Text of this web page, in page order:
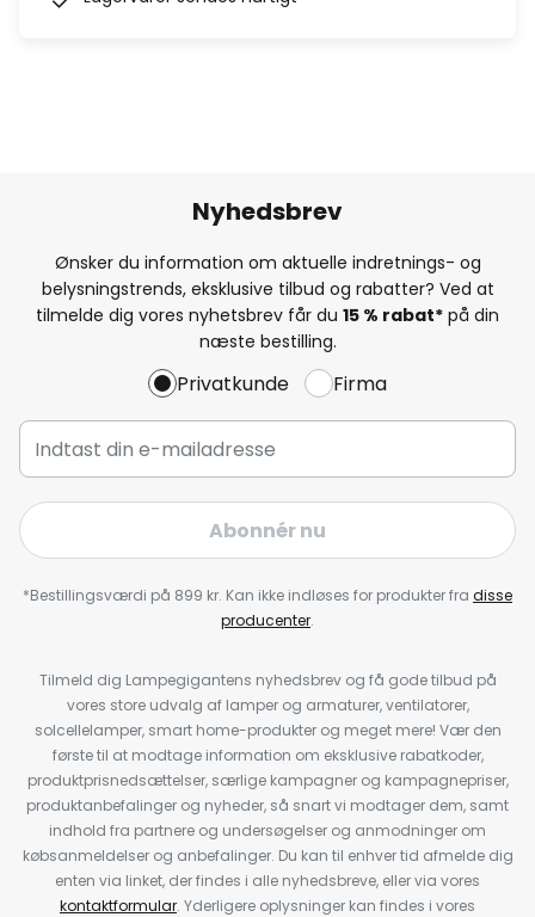
Nyhedsbrev
Ønsker du information om aktuelle indretnings- og
belysningstrends, eksklusive tilbud og rabatter? Ved at
tilmelde dig vores nyhetsbrev får du 15 % rabat* på din
næste bestilling.
Privatkunde Firma
Abonnér nu
*Bestillingsværdi på 899 kr. Kan ikke indløses for produkter fra disse
producenter.
Tilmeld dig Lampegigantens nyhedsbrev og få gode tilbud på
vores store udvalg af lamper og armaturer, ventilatorer,
solcellelamper, smart home-produkter og meget mere! Vær den
første til at modtage information om eksklusive rabatkoder,
produktprisnedsættelser, særlige kampagner og kampagnepriser,
produktanbefalinger og nyheder, så snart vi modtager dem, samt
indhold fra partnere og undersøgelser og anmodninger om
købsanmeldelser og anbefalinger. Du kan til enhver tid afmelde dig
enten via linket, der findes i alle nyhedsbreve, eller via vores
kontaktformular. Yderligere oplysninger kan findes i vores